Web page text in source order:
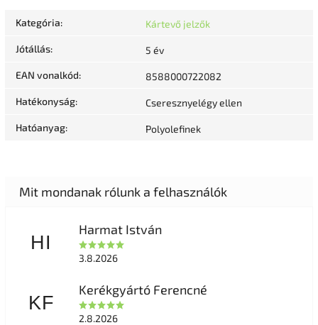
Kategória: Kártevő jelzők
Jótállás: 5 év
EAN vonalkód: 8588000722082
Hatékonyság: Cseresznyelégy ellen
Hatóanyag: Polyolefinek
HI
Harmat István
3.8.2026
KF
Kerékgyártó Ferencné
2.8.2026